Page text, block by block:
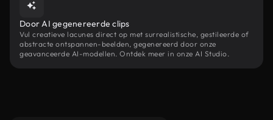
Door AI gegenereerde clips
Vul creatieve lacunes direct op met surrealistische, gestileerde of
abstracte ontspannen-beelden, gegenereerd door onze
geavanceerde AI-modellen. Ontdek meer in onze AI Studio.